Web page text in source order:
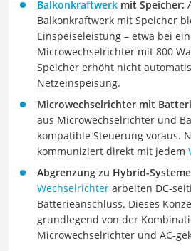
Balkonkraftwerk mit Speicher:
Balkonkraftwerk mit Speicher
Einspeiseleistung – etwa bei
Microwechselrichter mit 800
Speicher erhöht nicht
Netzeinspeisung.
Microwechselrichter mit
aus Microwechselrichter und
kompatible Steuerung voraus.
kommuniziert direkt mit jedem
Abgrenzung zu Hybrid-
Wechselrichter arbeiten DC-
Batterieanschluss. Dieses
grundlegend von der
Microwechselrichter und AC-